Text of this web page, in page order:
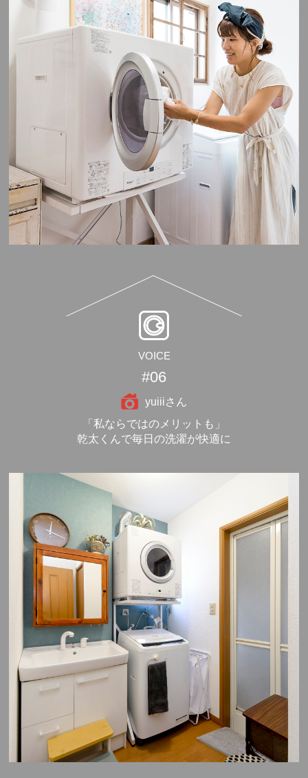
VOICE
#06
yuiiiさん
「私ならではのメリットも」
乾太くんで毎日の洗濯が快適に